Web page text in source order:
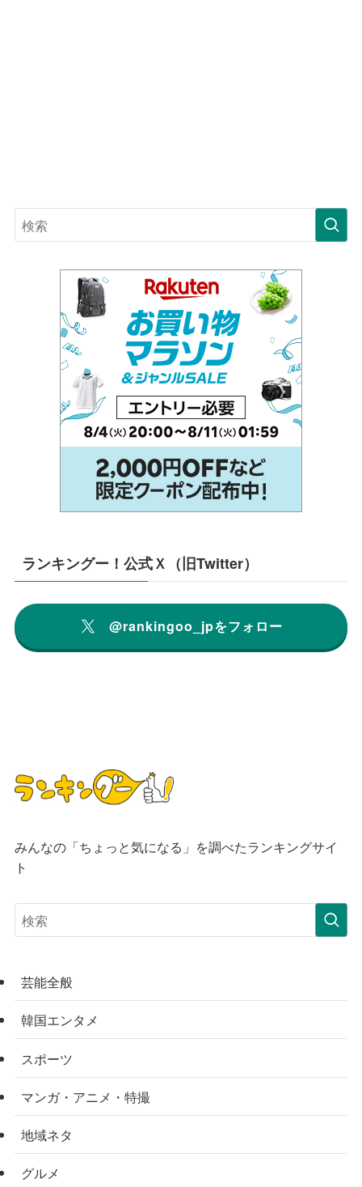
ランキングー！公式Ｘ（旧Twitter）
@rankingoo_jpをフォロー
みんなの「ちょっと気になる」を調べたランキングサイ
ト
芸能全般
韓国エンタメ
スポーツ
マンガ・アニメ・特撮
地域ネタ
グルメ